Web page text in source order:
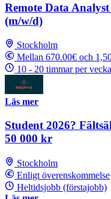
Remote Data
(m/w/d)
Stockholm
Mellan 670.00€ och
10 - 20 timmar per vecka
Läs mer
Student 2026?
50 000 kr
Stockholm
Enligt överenskommelse
Heltidsjobb (förstajobb)